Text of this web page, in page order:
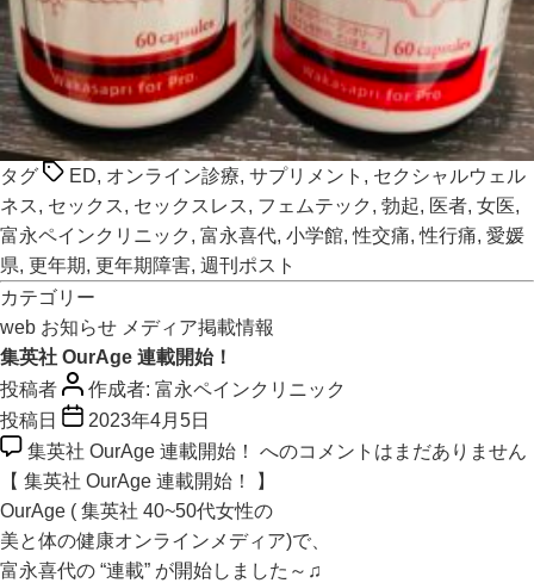
タグ ED, オンライン診療, サプリメント , セクシャルウェル
ネス, セックス, セックスレス, フェムテック , 勃起, 医者, 女医,
富永ペインクリニック , 富永喜代, 小学館,性交痛,性行痛, 愛媛
県, 更年期, 更年期障害, 週刊ポスト
カテゴリー
web お知らせ メディア掲載情報
集英社 OurAge 連載開始！
投稿者
作成者: 富永ペインクリニック
投稿日
2023年4月5日
集英社 OurAge 連載開始！ へのコメントはまだありません
【 集英社 OurAge 連載開始！ 】
OurAge ( 集英社 40~50代女性の
美と体の健康オンラインメディア)で、
富永喜代の “連載” が開始しました～♫